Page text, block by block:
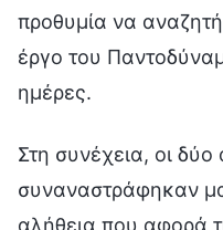
προθυμία να
έργο του
ημέρες.
Στη συνέχεια, οι
συναναστράφηκαν
αλήθεια που αφορά